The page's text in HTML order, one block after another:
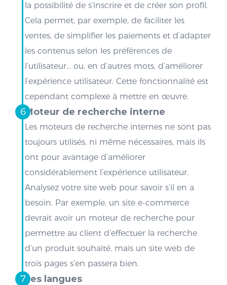
la possibilité de s’inscrire et de créer son profil.
Cela permet, par exemple, de faciliter les
ventes, de simplifier les paiements et d’adapter
les contenus selon les préférences de
l’utilisateur… ou, en d’autres mots, d’améliorer
l’expérience utilisateur. Cette fonctionnalité est
cependant complexe à mettre en œuvre.
Moteur de recherche interne
Les moteurs de recherche internes ne sont pas
toujours utilisés, ni même nécessaires, mais ils
ont pour avantage d’améliorer
considérablement l’expérience utilisateur.
Analysez votre site web pour savoir s’il en a
besoin. Par exemple, un site e-commerce
devrait avoir un moteur de recherche pour
permettre au client d’effectuer la recherche
d’un produit souhaité, mais un site web de
trois pages s’en passera bien.
Les langues